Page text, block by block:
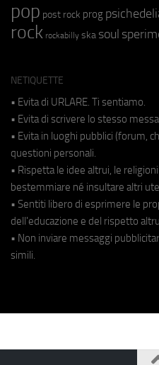
pop post rock prog
rock rockabilly ska soul
NETIQUETTE
• Evita di URLARE. Ti sentiamo.
• Evita di scrivere lo stesso
• Evita in luoghi pubblici (forum,
questioni personali.
• Rispetta le idee altrui, le
bestemmiare né insultare altri
• Sentiti libero di esprimere le
dell'educazione e del rispetto
• Non inviare messaggi
simili.